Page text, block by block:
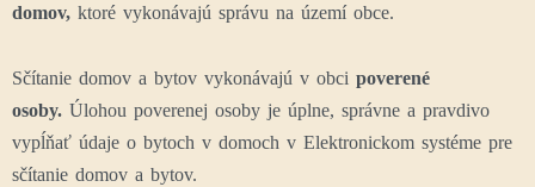
domov, ktoré vykonávajú správu na území obce.
Sčítanie domov a bytov vykonávajú v obci poverené
osoby. Úlohou poverenej osoby je úplne, správne a pravdivo
vypĺňať údaje o bytoch v domoch v Elektronickom systéme pre
sčítanie domov a bytov.